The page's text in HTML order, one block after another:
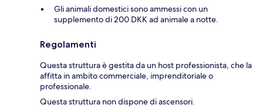
Gli animali domestici sono ammessi con un
supplemento di 200 DKK ad animale a notte.
Regolamenti
Questa struttura è gestita da un host professionista, che la
affitta in ambito commerciale, imprenditoriale o
professionale.
Questa struttura non dispone di ascensori.